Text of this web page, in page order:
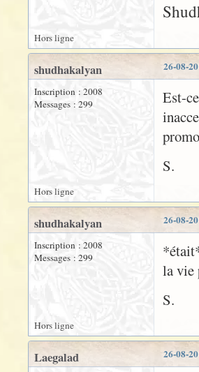
Hors ligne
26-08-
shudhakalyan
Inscription : 2008
Messages : 299
Est-
S.
Hors ligne
26-08-
shudhakalyan
Inscription : 2008
Messages : 299
la vie
S.
Hors ligne
26-08-
Laegalad